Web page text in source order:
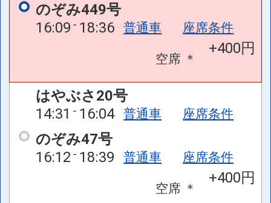
のぞみ449号
16:09 18:36 普通車 座席条件
空席 ＊
+400円
はやぶさ20号
14:31
16:04 普通車 座席条件
のぞみ47号
16:12 18:39 普通車 座席条件
空席 ＊
+400円